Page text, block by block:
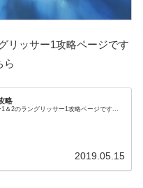
リッサー1攻略ページです
ら
略
＆2のラングリッサー1攻略ページです...
2019.05.15